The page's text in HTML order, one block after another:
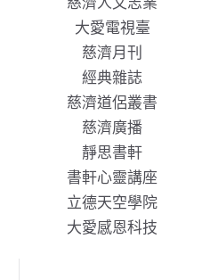
大愛電視臺
慈濟月刊
經典雜誌
慈濟道侶叢書
慈濟廣播
靜思書軒
書軒心靈講座
立德天空學院
大愛感恩科技